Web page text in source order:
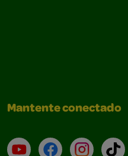
Mantente conectado
YouTube (en inglés)
Facebook (en